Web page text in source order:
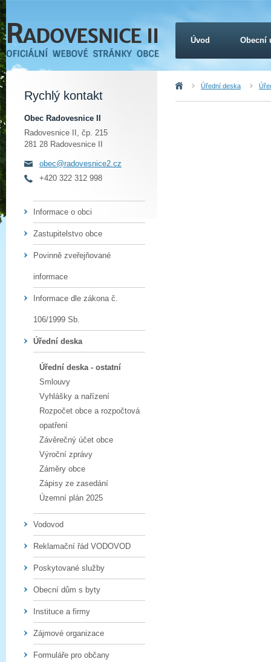
Úvod Úřední deska
Rychlý kontakt
Obec Radovesnice II
Radovesnice II, čp. 215
281 28 Radovesnice II
obec@radovesnice2.cz
+420 322 312 998
Informace o obci
Zastupitelstvo obce
Povinně zveřejňované
informace
Informace dle zákona č.
106/1999 Sb.
Úřední deska
Úřední deska - ostatní
Smlouvy
Vyhlášky a nařízení
Rozpočet obce a rozpočtová
opatření
Závěrečný účet obce
Výroční zprávy
Záměry obce
Zápisy ze zasedání
Územní plán 2025
Vodovod
Reklamační řád VODOVOD
Poskytované služby
Obecní dům s byty
Instituce a firmy
Zájmové organizace
Formuláře pro občany
Úvod Obecní